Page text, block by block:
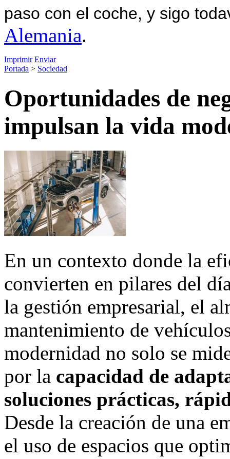
paso con el coche, y sigo
Alemania.
Imprimir Enviar
Portada > Sociedad
Oportunidades de
impulsan la vida
En un contexto donde la
convierten en pilares del
la gestión empresarial, el
mantenimiento de
modernidad no solo se
por la capacidad de
soluciones prácticas,
Desde la creación de una
el uso de espacios que